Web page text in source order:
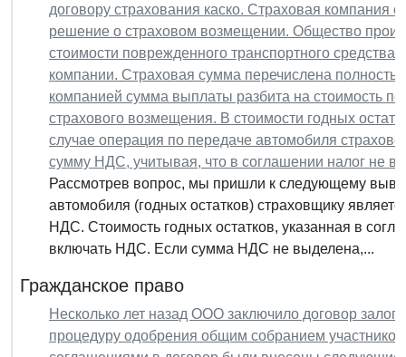
договору страхования каско. Страховая компания
решение о страховом возмещении. Общество
стоимости поврежденного транспортного
компании. Страховая сумма перечислена
компанией сумма выплаты разбита на стоимость
страхового возмещения. В стоимости годных
случае операция по передаче автомобиля
сумму НДС, учитывая, что в соглашении налог не
Рассмотрев вопрос, мы пришли к следующему
автомобиля (годных остатков) страховщику
НДС. Стоимость годных остатков, указанная в
включать НДС. Если сумма НДС не выделена,...
Гражданское право
Несколько лет назад ООО заключило договор
процедуру одобрения общим собранием